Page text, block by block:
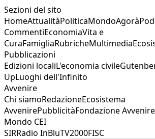
Sezioni del sito
HomeAttualitàPoliticaMondoAgorà
CommentiEconomiaVita e
CuraFamigliaRubricheMultimedia
Pubblicazioni
Edizioni localiL'economia civile
UpLuoghi dell'Infinito
Avvenire
Chi siamoRedazioneEcosistema
AvvenirePubblicitàFondazione Avvenire
Mondo CEI
SIRRadio InBluTV2000FISC